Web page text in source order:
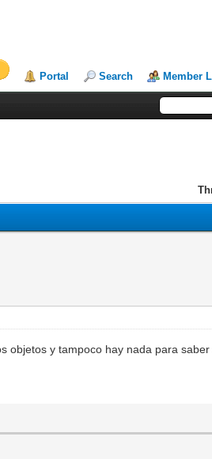
Portal Search Member
y tampoco hay nada para saber